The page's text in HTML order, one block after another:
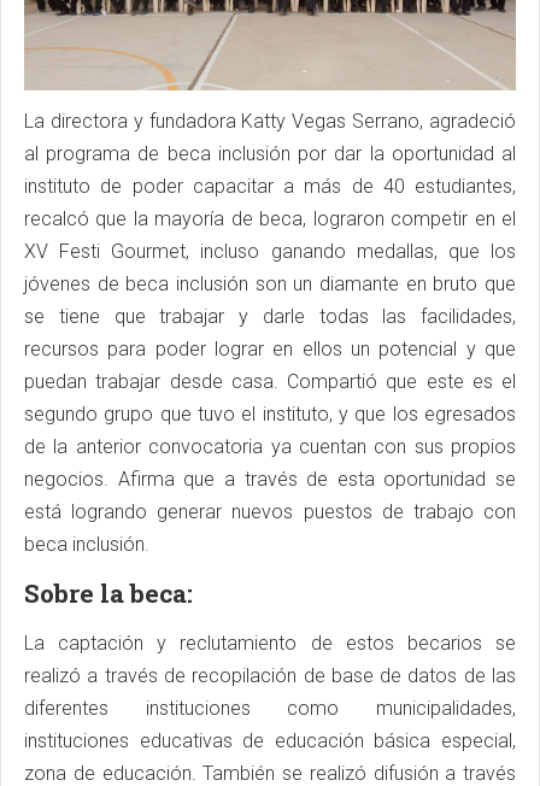
La directora y fundadora Katty Vegas Serrano, agradeció
al programa de beca inclusión por dar la oportunidad al
instituto de poder capacitar a más de 40 estudiantes,
recalcó que la mayoría de beca, lograron competir en el
XV Festi Gourmet, incluso ganando medallas, que los
jóvenes de beca inclusión son un diamante en bruto que
se tiene que trabajar y darle todas las facilidades,
recursos para poder lograr en ellos un potencial y que
puedan trabajar desde casa. Compartió que este es el
segundo grupo que tuvo el instituto, y que los egresados
de la anterior convocatoria ya cuentan con sus propios
negocios. Afirma que a través de esta oportunidad se
está logrando generar nuevos puestos de trabajo con
beca inclusión.
Sobre la beca:
La captación y reclutamiento de estos becarios se
realizó a través de recopilación de base de datos de las
diferentes instituciones como municipalidades,
instituciones educativas de educación básica especial,
zona de educación. También se realizó difusión a través